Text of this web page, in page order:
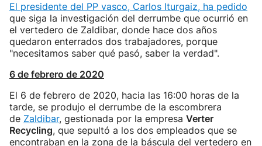
El presidente del PP vasco, Carlos Iturgaiz, ha pedido
que siga la investigación del derrumbe que ocurrió en
el vertedero de Zaldibar, donde hace dos años
quedaron enterrados dos trabajadores, porque
"necesitamos saber qué pasó, saber la verdad".
6 de febrero de 2020
El 6 de febrero de 2020, hacia las 16:00 horas de la
tarde, se produjo el derrumbe de la escombrera
de Zaldibar, gestionada por la empresa Verter
Recycling, que sepultó a los dos empleados que se
encontraban en la zona de la báscula del vertedero en